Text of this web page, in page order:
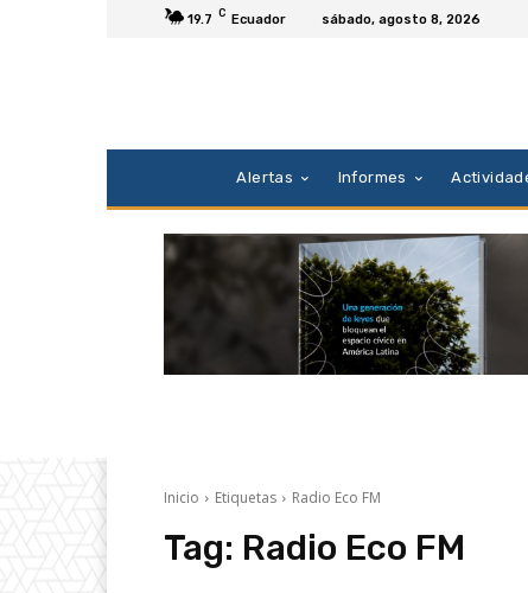
19.7 C Ecuador sábado, agosto 8, 2026
Alertas Informes
Inicio Etiquetas Radio Eco FM
Tag: Radio Eco FM